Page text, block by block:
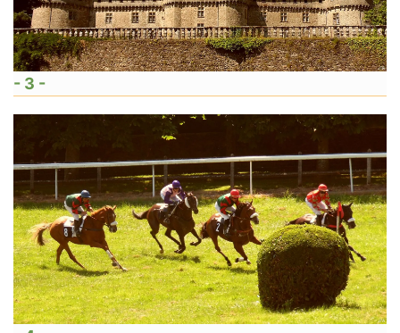
- 3 -